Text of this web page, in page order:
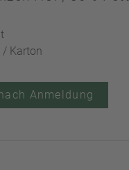
/ Karton
Anmeldung